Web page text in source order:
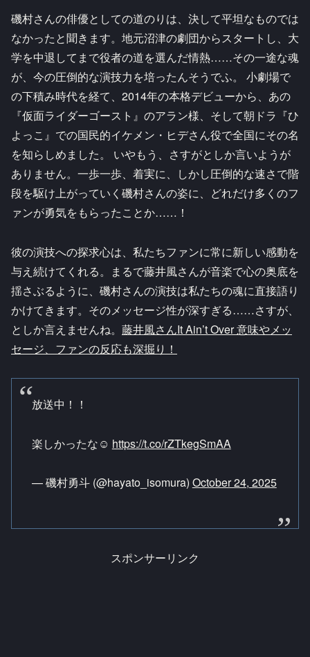
磯村さんの俳優としての道のりは、決して平坦なものでは
なかったと聞きます。地元沼津の劇団からスタートし、大
学を中退してまで役者の道を選んだ情熱……その一途な魂
が、今の圧倒的な演技力を培ったんそうでふ。 小劇場で
の下積み時代を経て、2014年の本格デビューから、あの
『仮面ライダーゴースト』のアラン様、そして朝ドラ『ひ
よっこ』での国民的イケメン・ヒデさん役で全国にその名
を知らしめました。 いやもう、さすがとしか言いようが
ありません。一歩一歩、着実に、しかし圧倒的な速さで階
段を駆け上がっていく磯村さんの姿に、どれだけ多くのフ
ァンが勇気をもらったことか……！
彼の演技への探求心は、私たちファンに常に新しい感動を
与え続けてくれる。まるで藤井風さんが音楽で心の奥底を
揺さぶるように、磯村さんの演技は私たちの魂に直接語り
かけてきます。そのメッセージ性が深すぎる……さすが、
としか言えませんね。 藤井風さんIt Ain’t Over 意味やメッ
セージ、ファンの反応も深掘り！
放送中！！
楽しかったな☺️ https://t.co/rZTkegSmAA
— 磯村勇斗 (@hayato_isomura) October 24, 2025
スポンサーリンク